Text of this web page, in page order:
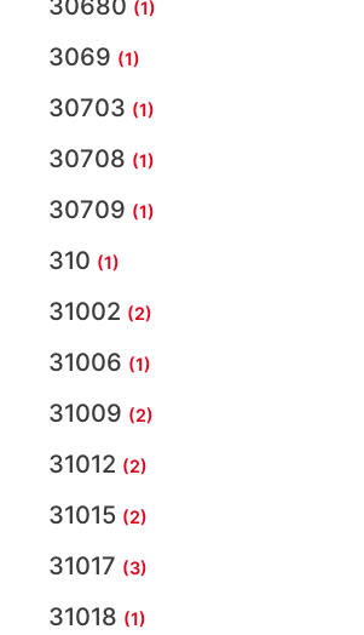
30680 (1)
3069 (1)
30703 (1)
30708 (1)
30709 (1)
310 (1)
31002 (2)
31006 (1)
31009 (2)
31012 (2)
31015 (2)
31017 (3)
31018 (1)